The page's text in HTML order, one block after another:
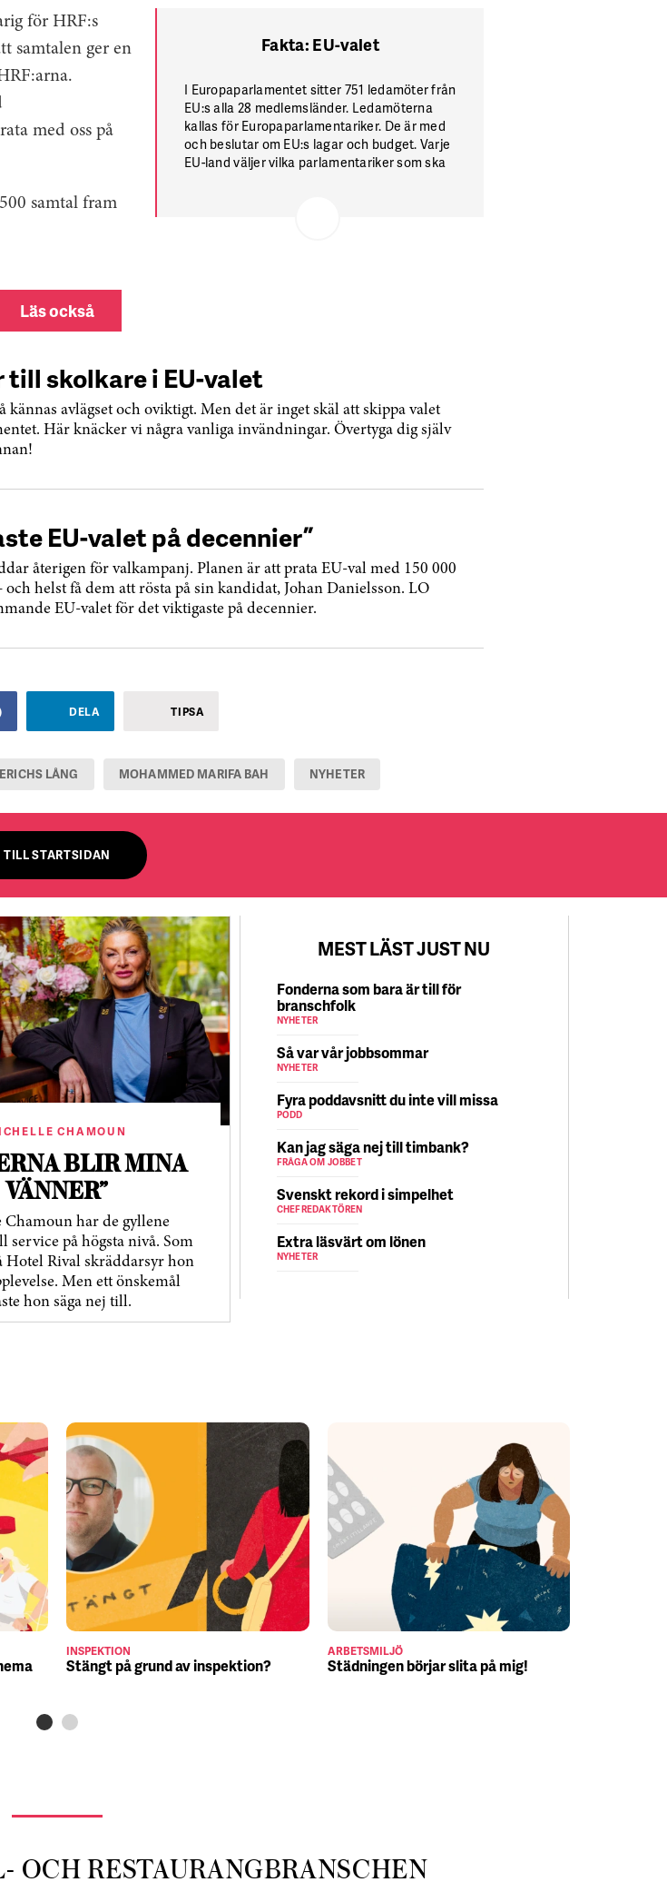
Fakta: EU-valet
I Europaparlamentet sitter 751 ledamöter från
EU:s alla 28 medlemsländer. Ledamöterna
kallas för Europaparlamentariker. De är med
och beslutar om EU:s lagar och budget. Varje
EU-land väljer vilka parlamentariker som ska
för HRF:s
samtalen ger en
med oss på
samtal fram
Läs också
till skolkare i EU-valet
kännas avlägset och oviktigt. Men det är inget skäl att skippa valet
Här knäcker vi några vanliga invändningar. Övertyga dig själv
EU-valet på decennier”
återigen för valkampanj. Planen är att prata EU-val med 150 000
helst få dem att rösta på sin kandidat, Johan Danielsson. LO
EU-valet för det viktigaste på decennier.
DELA TIPSA
LÅNG MOHAMMED MARIFA BAH NYHETER
TILL STARTSIDAN
CHAMOUN
BLIR MINA
VÄNNER”
har de gyllene
service på högsta nivå. Som
Hotel Rival skräddarsyr hon
Men ett önskemål
hon säga nej till.
MEST LÄST JUST NU
Fonderna som bara är till för
branschfolk
NYHETER
Så var vår jobbsommar
NYHETER
Fyra poddavsnitt du inte vill missa
PODD
Kan jag säga nej till timbank?
FRÅGA OM JOBBET
Svenskt rekord i simpelhet
CHEFREDAKTÖREN
Extra läsvärt om lönen
NYHETER
INSPEKTION
Stängt på grund av inspektion?
ARBETSMILJÖ
Städningen börjar slita på mig!
OCH RESTAURANGBRANSCHEN